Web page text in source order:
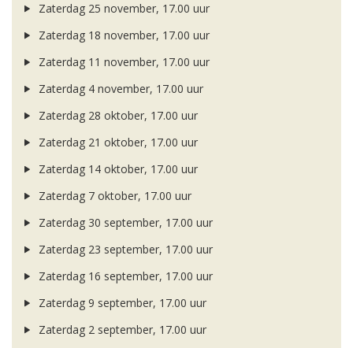
Zaterdag 25 november, 17.00 uur
Zaterdag 18 november, 17.00 uur
Zaterdag 11 november, 17.00 uur
Zaterdag 4 november, 17.00 uur
Zaterdag 28 oktober, 17.00 uur
Zaterdag 21 oktober, 17.00 uur
Zaterdag 14 oktober, 17.00 uur
Zaterdag 7 oktober, 17.00 uur
Zaterdag 30 september, 17.00 uur
Zaterdag 23 september, 17.00 uur
Zaterdag 16 september, 17.00 uur
Zaterdag 9 september, 17.00 uur
Zaterdag 2 september, 17.00 uur